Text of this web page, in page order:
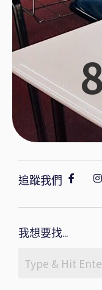
追蹤我們
我想要找...